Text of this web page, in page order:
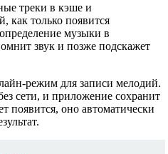
треки в кэше и
как только появится
музыки в
звук и позже подскажет
режим для записи мелодий.
сети, и приложение сохранит
появится, оно автоматически